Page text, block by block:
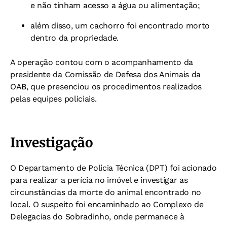
e não tinham acesso a água ou alimentação;
além disso, um cachorro foi encontrado morto
dentro da propriedade.
A operação contou com o acompanhamento da
presidente da Comissão de Defesa dos Animais da
OAB, que presenciou os procedimentos realizados
pelas equipes policiais.
Investigação
O Departamento de Polícia Técnica (DPT) foi acionado
para realizar a perícia no imóvel e investigar as
circunstâncias da morte do animal encontrado no
local. O suspeito foi encaminhado ao Complexo de
Delegacias do Sobradinho, onde permanece à